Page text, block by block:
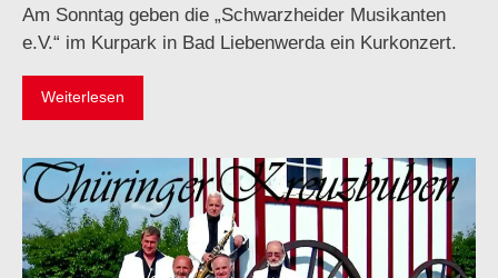
Am Sonntag geben die „Schwarzheider Musikanten
e.V.“ im Kurpark in Bad Liebenwerda ein Kurkonzert.
Weiterlesen